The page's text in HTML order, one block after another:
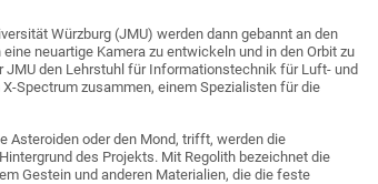
Würzburg (JMU) werden dann gebannt an den
neuartige Kamera zu entwickeln und in den Orbit zu
den Lehrstuhl für Informationstechnik für Luft- und
Spectrum zusammen, einem Spezialisten für die
Asteroiden oder den Mond, trifft, werden die
des Projekts. Mit Regolith bezeichnet die
Gestein und anderen Materialien, die die feste